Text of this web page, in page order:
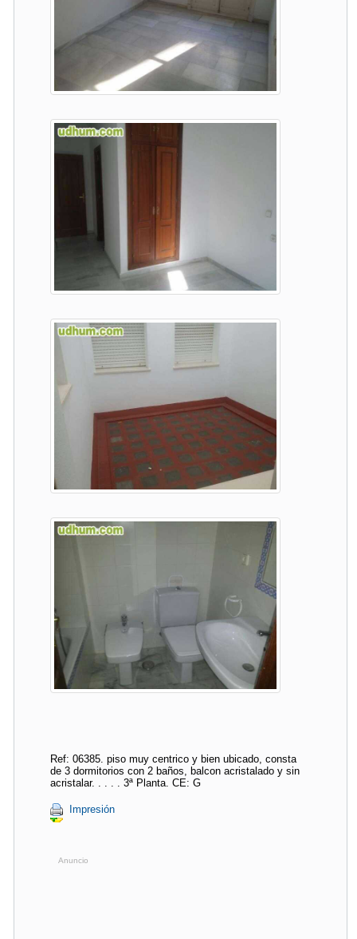
Ref: 06385. piso muy centrico y bien ubicado, consta
de 3 dormitorios con 2 baños, balcon acristalado y sin
acristalar. . . . . 3ª Planta. CE: G
Impresión
Anuncio